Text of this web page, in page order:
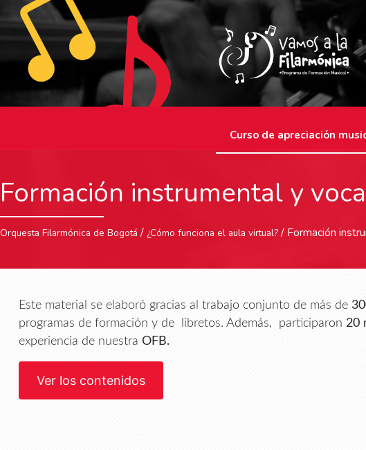
Curso de apreciación
Formación instrumental y
Orquesta Filarmónica de Bogotá / ¿Cómo funciona el aula virtual?/ Formación
Este material se elaboró gracias al trabajo conjunto de más de
programas de formación y de libretos. Además, participaron 20
experiencia de nuestra OFB.
Ver los contenidos